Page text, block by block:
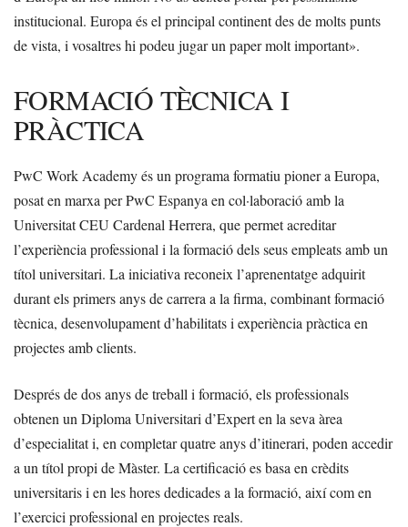
institucional. Europa és el principal continent des de molts punts
de vista, i vosaltres hi podeu jugar un paper molt important».
FORMACIÓ TÈCNICA I
PRÀCTICA
PwC Work Academy és un programa formatiu pioner a Europa,
posat en marxa per PwC Espanya en col·laboració amb la
Universitat CEU Cardenal Herrera, que permet acreditar
l’experiència professional i la formació dels seus empleats amb un
títol universitari. La iniciativa reconeix l’aprenentatge adquirit
durant els primers anys de carrera a la firma, combinant formació
tècnica, desenvolupament d’habilitats i experiència pràctica en
projectes amb clients.
Després de dos anys de treball i formació, els professionals
obtenen un Diploma Universitari d’Expert en la seva àrea
d’especialitat i, en completar quatre anys d’itinerari, poden accedir
a un títol propi de Màster. La certificació es basa en crèdits
universitaris i en les hores dedicades a la formació, així com en
l’exercici professional en projectes reals.